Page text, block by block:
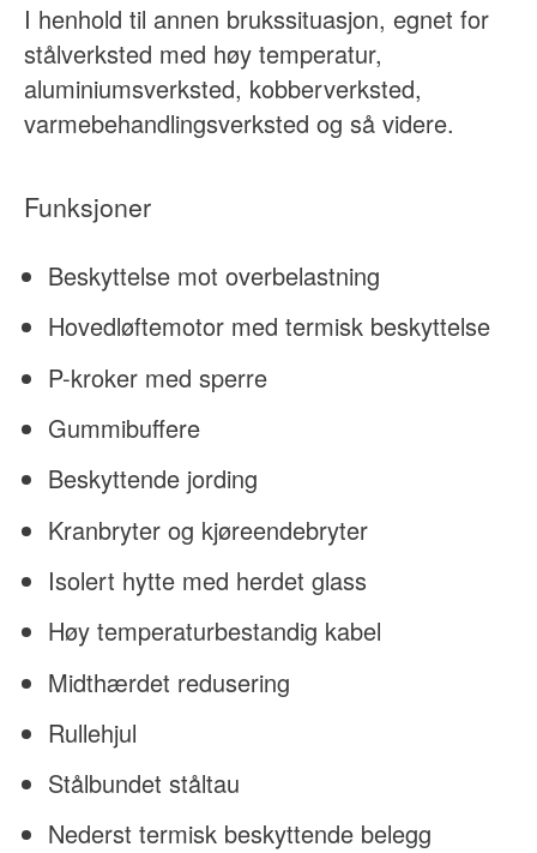
I henhold til annen brukssituasjon, egnet for
stålverksted med høy temperatur,
aluminiumsverksted, kobberverksted,
varmebehandlingsverksted og så videre.
Funksjoner
Beskyttelse mot overbelastning
Hovedløftemotor med termisk beskyttelse
P-kroker med sperre
Gummibuffere
Beskyttende jording
Kranbryter og kjøreendebryter
Isolert hytte med herdet glass
Høy temperaturbestandig kabel
Midthærdet redusering
Rullehjul
Stålbundet ståltau
Nederst termisk beskyttende belegg